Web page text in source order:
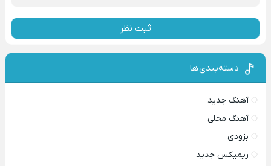
ثبت نظر
دسته‌بندی‌ها
آهنگ جدید
آهنگ محلی
بزودی
ریمیکس جدید